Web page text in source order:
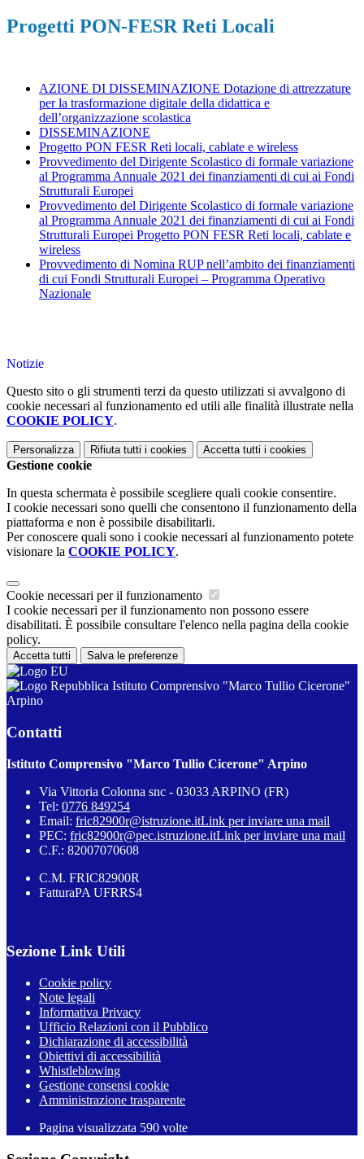
Progetti PON-FESR Reti Locali
AZIONE DI DISSEMINAZIONE Dotazione di attrezzature
per la trasformazione digitale della didattica e
dell’organizzazione scolastica
DISSEMINAZIONE
Progetto PON FESR Reti locali, cablate e wireless
Provvedimento del Dirigente Scolastico di formale variazione
al Programma Annuale 2021 dei finanziamenti di cui ai Fondi
Strutturali Europei
Provvedimento del Dirigente Scolastico di formale variazione
al Programma Annuale 2021 dei finanziamenti di cui ai Fondi
Strutturali Europei Progetto PON FESR Reti locali, cablate e
wireless
Provvedimento di Nomina RUP nell’ambito dei finanziamenti
di cui Fondi Strutturali Europei – Programma Operativo
Nazionale
Notizie
Questo sito o gli strumenti terzi da questo utilizzati si avvalgono di
cookie necessari al funzionamento ed utili alle finalità illustrate nella
COOKIE POLICY.
Personalizza Rifiuta tutti i cookies Accetta tutti i cookies
Gestione cookie
In questa schermata è possibile scegliere quali cookie consentire.
I cookie necessari sono quelli che consentono il funzionamento della
piattaforma e non è possibile disabilitarli.
Per conoscere quali sono i cookie necessari al funzionamento potete
visionare la COOKIE POLICY.
Cookie necessari per il funzionamento
I cookie necessari per il funzionamento non possono essere
disabilitati. È possibile consultare l'elenco nella pagina della cookie
policy.
Accetta tutti Salva le preferenze
Istituto Comprensivo "Marco Tullio Cicerone"
Arpino
Contatti
Istituto Comprensivo "Marco Tullio Cicerone" Arpino
Via Vittoria Colonna snc - 03033 ARPINO (FR)
Tel: 0776 849254
Email: fric82900r@istruzione.itLink per inviare una mail
PEC: fric82900r@pec.istruzione.itLink per inviare una mail
C.F.: 82007070608
C.M. FRIC82900R
FatturaPA UFRRS4
Sezione Link Utili
Cookie policy
Note legali
Informativa Privacy
Ufficio Relazioni con il Pubblico
Dichiarazione di accessibilità
Obiettivi di accessibilità
Whistleblowing
Gestione consensi cookie
Amministrazione trasparente
Pagina visualizzata 590 volte